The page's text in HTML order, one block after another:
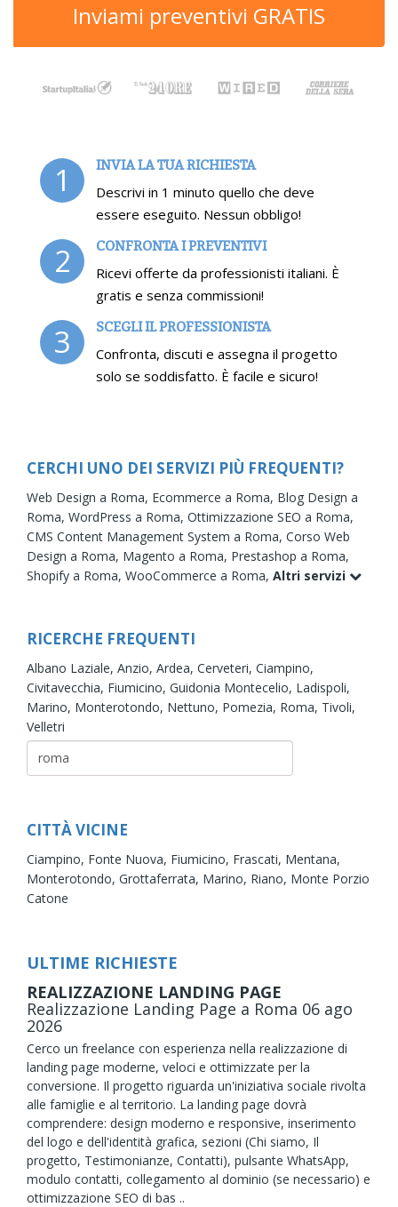
Inviami preventivi GRATIS
1 INVIA LA TUA RICHIESTA
Descrivi in 1 minuto quello che deve
essere eseguito. Nessun obbligo!
2 CONFRONTA I PREVENTIVI
Ricevi offerte da professionisti italiani. È
gratis e senza commissioni!
3 SCEGLI IL PROFESSIONISTA
Confronta, discuti e assegna il progetto
solo se soddisfatto. È facile e sicuro!
CERCHI UNO DEI SERVIZI PIÙ FREQUENTI?
Web Design a Roma, Ecommerce a Roma, Blog Design a
Roma, WordPress a Roma, Ottimizzazione SEO a Roma,
CMS Content Management System a Roma, Corso Web
Design a Roma, Magento a Roma, Prestashop a Roma,
Shopify a Roma, WooCommerce a Roma, Altri servizi
RICERCHE FREQUENTI
Albano Laziale, Anzio, Ardea, Cerveteri, Ciampino,
Civitavecchia, Fiumicino, Guidonia Montecelio, Ladispoli,
Marino, Monterotondo, Nettuno, Pomezia, Roma, Tivoli,
Velletri
CITTÀ VICINE
Ciampino, Fonte Nuova, Fiumicino, Frascati, Mentana,
Monterotondo, Grottaferrata, Marino, Riano, Monte Porzio
Catone
ULTIME RICHIESTE
REALIZZAZIONE LANDING PAGE
Realizzazione Landing Page a Roma 06 ago
2026
Cerco un freelance con esperienza nella realizzazione di
landing page moderne, veloci e ottimizzate per la
conversione. Il progetto riguarda un'iniziativa sociale rivolta
alle famiglie e al territorio. La landing page dovrà
comprendere: design moderno e responsive, inserimento
del logo e dell'identità grafica, sezioni (Chi siamo, Il
progetto, Testimonianze, Contatti), pulsante WhatsApp,
modulo contatti, collegamento al dominio (se necessario) e
ottimizzazione SEO di bas ..